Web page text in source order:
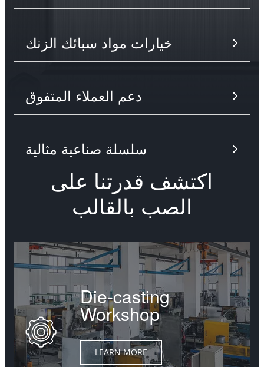
خيارات مواد سبائك الزنك
دعم العملاء المتفوق
سلسلة صناعية مثالية
اكتشف قدرتنا على
الصب بالقالب
Die-casting
Workshop
LEARN MORE